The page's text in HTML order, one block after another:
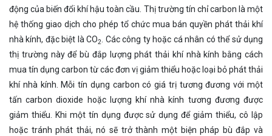
động của biến đổi khí hậu toàn cầu. Thị trường tín chỉ carbon là một
hệ thống giao dịch cho phép tổ chức mua bán quyền phát thải khí
nhà kính, đặc biệt là CO2. Các công ty hoặc cá nhân có thể sử dụng
thị trường này để bù đắp lượng phát thải khí nhà kính bằng cách
mua tín dụng carbon từ các đơn vị giảm thiểu hoặc loại bỏ phát thải
khí nhà kính. Mỗi tín dụng carbon có giá trị tương đương với một
tấn carbon dioxide hoặc lượng khí nhà kính tương đương được
giảm thiểu. Khi một tín dụng được sử dụng để giảm thiểu, cô lập
hoặc tránh phát thải, nó sẽ trở thành một biện pháp bù đắp và